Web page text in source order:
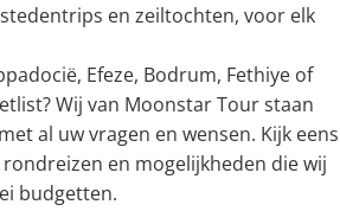
en zeiltochten, voor elk
Efeze, Bodrum, Fethiye of
Wij van Moonstar Tour staan
al uw vragen en wensen. Kijk eens
en mogelijkheden die wij
budgetten.